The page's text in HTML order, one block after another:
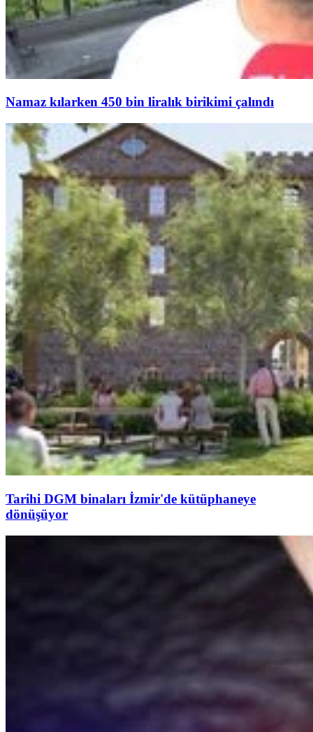
Namaz kılarken 450 bin liralık birikimi çalındı
Tarihi DGM binaları İzmir'de kütüphaneye
dönüşüyor